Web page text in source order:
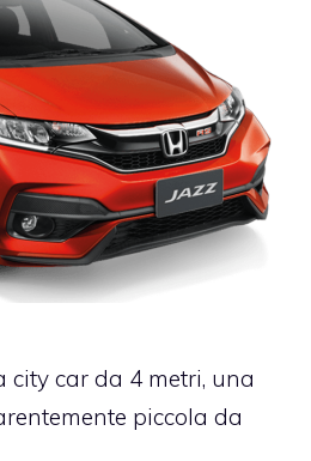
city car da 4 metri, una
piccola da